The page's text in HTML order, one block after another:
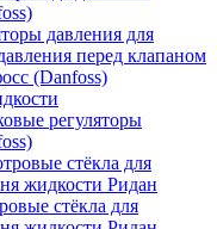
давления для
перед клапаном
(Danfoss)
регуляторы
стёкла для
жидкости Ридан
стёкла для